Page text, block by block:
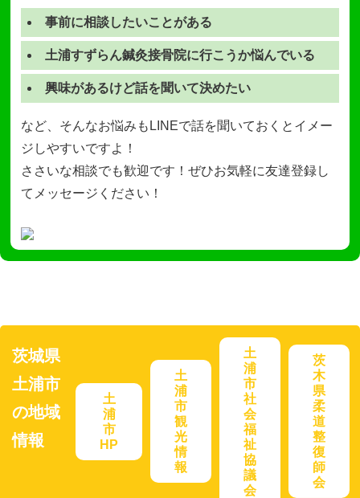
事前に相談したいことがある
土浦すずらん鍼灸接骨院に行こうか悩んでいる
興味があるけど話を聞いて決めたい
など、そんなお悩みもLINEで話を聞いておくとイメー
ジしやすいですよ！
ささいな相談でも歓迎です！ぜひお気軽に友達登録し
てメッセージください！
茨城県
土浦市
の地域
情報
土
浦
市
HP
土
浦
市
観
光
情
報
土
浦
市
社
会
福
祉
協
議
会
茨
木
県
柔
道
整
復
師
会